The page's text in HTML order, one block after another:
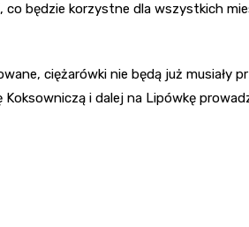
co będzie korzystne dla wszystkich
ciężarówki nie będą już musiały
Koksowniczą i dalej na Lipówkę